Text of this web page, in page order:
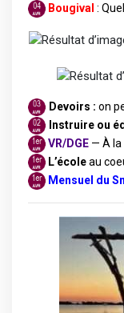
Bougival :
Devoirs : on
Instruire ou
VR/DGE — À la
L’écoleau
M ensuel du